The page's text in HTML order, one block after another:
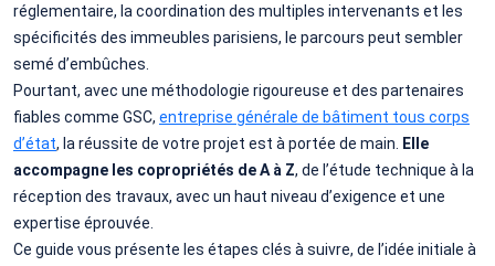
réglementaire, la coordination des multiples intervenants et les
spécificités des immeubles parisiens, le parcours peut sembler
semé d’embûches.
Pourtant, avec une méthodologie rigoureuse et des partenaires
fiables comme GSC, entreprise générale de bâtiment tous corps
d’état, la réussite de votre projet est à portée de main. Elle
accompagne les copropriétés de A à Z, de l’étude technique à la
réception des travaux, avec un haut niveau d’exigence et une
expertise éprouvée.
Ce guide vous présente les étapes clés à suivre, de l’idée initiale à